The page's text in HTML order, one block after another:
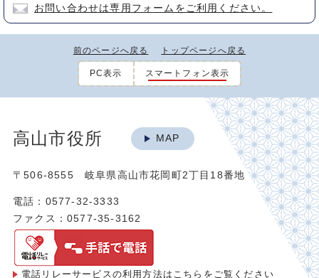
お問い合わせは専用フォームをご利用ください。
前のページへ戻る トップページへ戻る
PC表示 スマートフォン表示
高山市役所 MAP
〒506-8555 岐阜県高山市花岡町2丁目18番地
電話：0577-32-3333
ファクス：0577-35-3162
電話リレーサービスの利用方法は こちらをご覧ください